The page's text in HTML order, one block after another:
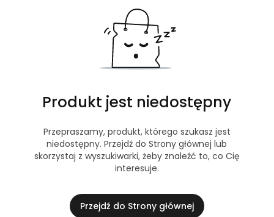
Produkt jest niedostępny
Przepraszamy, produkt, którego szukasz jest
niedostępny. Przejdź do Strony głównej lub
skorzystaj z wyszukiwarki, żeby znaleźć to, co Cię
interesuje.
Przejdź do Strony głównej